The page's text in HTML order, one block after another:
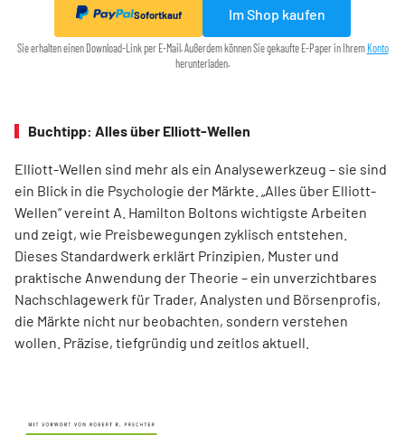
Sofortkauf Im Shop kaufen
Sie erhalten einen Download-Link per E-Mail. Außerdem können Sie gekaufte E-Paper in Ihrem Konto
herunterladen.
Buchtipp: Alles über Elliott-Wellen
Elliott-Wellen sind mehr als ein Analysewerkzeug – sie sind
ein Blick in die Psychologie der Märkte. „Alles über Elliott-
Wellen“ vereint A. Hamilton Boltons wichtigste Arbeiten
und zeigt, wie Preisbewegungen zyklisch entstehen.
Dieses Standardwerk erklärt Prinzipien, Muster und
praktische Anwendung der Theorie – ein unverzichtbares
Nachschlagewerk für Trader, Analysten und Börsenprofis,
die Märkte nicht nur beobachten, sondern verstehen
wollen. Präzise, tiefgründig und zeitlos aktuell.